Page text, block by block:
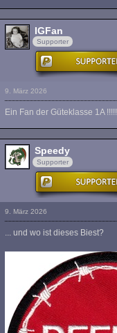
IGFan
Supporter
9. März 2026
Ein Fan der Güteklasse 1A !!!!!
Speedy
Supporter
9. März 2026
... und wo ist dieses Biest?